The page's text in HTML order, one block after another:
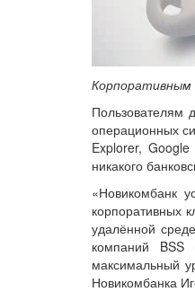
Корпоративным
Пользователям
операционных
Explorer,
никакого
«Новикомбанк
корпоративных
удалённой
компаний BSS
максимальный
Новикомбанка